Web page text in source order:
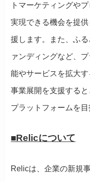
トマーケティングや
実現できる機会を提
援します。また、ふ
ァンディングなど、
能やサービスを拡大
事業展開を支援する
プラットフォームを目
■Relicについて
Relicは、企業の新規